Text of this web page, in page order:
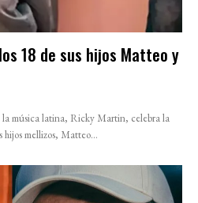
18 de sus hijos Matteo y
música latina, Ricky Martin, celebra la
hijos mellizos, Matteo...